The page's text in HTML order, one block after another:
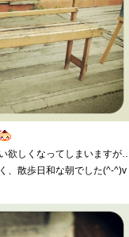
欲しくなってしまいますが
、散歩日和な朝でした(^-^)v